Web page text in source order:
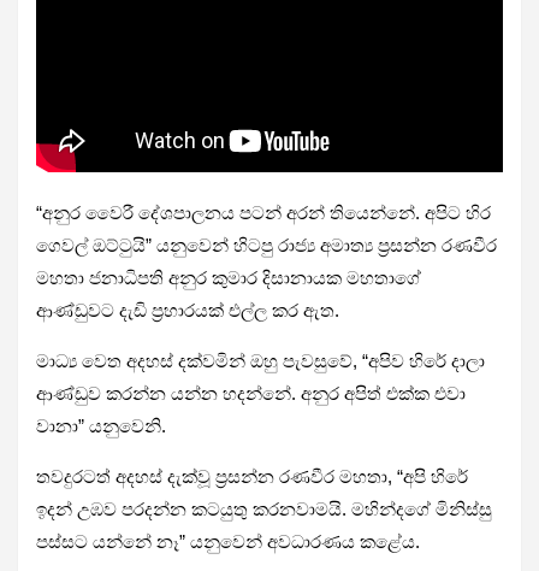
“අනුර වෛරී දේශපාලනය පටන් අරන් තියෙන්නේ. අපිට හිර
ගෙවල් ඔට්ටුයි” යනුවෙන් හිටපු රාජ්‍ය අමාත්‍ය ප්‍රසන්න රණවීර
මහතා ජනාධිපති අනුර කුමාර දිසානායක මහතාගේ
ආණ්ඩුවට දැඩි ප්‍රහාරයක් එල්ල කර ඇත.
මාධ්‍ය වෙත අදහස් දක්වමින් ඔහු පැවසුවේ, “අපිව හිරේ දාලා
ආණ්ඩුව කරන්න යන්න හදන්නේ. අනුර අපිත් එක්ක එවා
වානා” යනුවෙනි.
තවදුරටත් අදහස් දැක්වූ ප්‍රසන්න රණවීර මහතා, “අපි හිරේ
ඉදන් උඹව පරදන්න කටයුතු කරනවාමයි. මහින්දගේ මිනිස්සු
පස්සට යන්නේ නෑ” යනුවෙන් අවධාරණය කළේය.